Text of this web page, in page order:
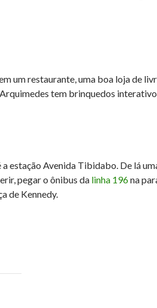
um restaurante, uma boa loja de
tem brinquedos
a estação Avenida Tibidabo. De lá
pegar o ônibus da linha 196na
de Kennedy.